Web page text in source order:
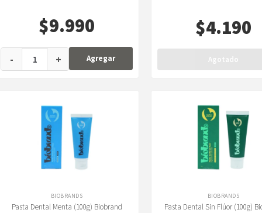
$9.990
- + Agregar
$4.190
Agotado
BIOBRANDS
Pasta Dental Menta (100g) Biobrand
BIOBRANDS
Pasta Dental Sin Flúor (100g)